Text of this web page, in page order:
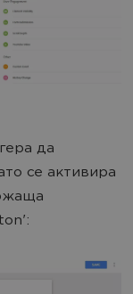
да
се активира